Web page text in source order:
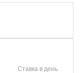
Ставка в день